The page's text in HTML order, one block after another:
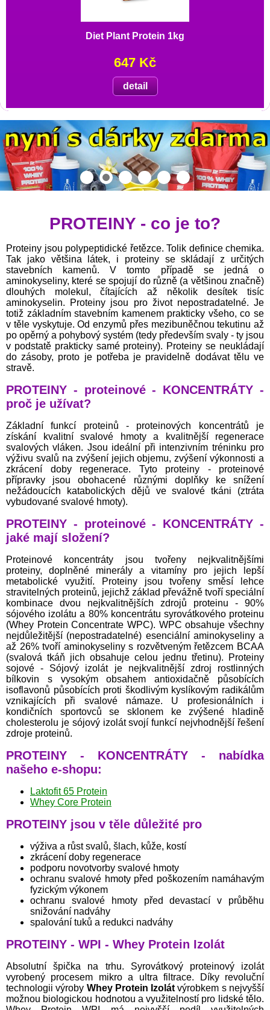
PROTEINY - co je to?
Proteiny jsou polypeptidické řetězce. Tolik definice chemika.
Tak jako většina látek, i proteiny se skládají z určitých
stavebních kamenů. V tomto případě se jedná o
aminokyseliny, které se spojují do různě (a většinou značně)
dlouhých molekul, čítajících až několik desítek tisíc
aminokyselin. Proteiny jsou pro život nepostradatelné. Je
totiž základním stavebním kamenem prakticky všeho, co se
v těle vyskytuje. Od enzymů přes mezibuněčnou tekutinu až
po opěrný a pohybový systém (tedy především svaly - ty jsou
v podstatě prakticky samé proteiny). Proteiny se neukládají
do zásoby, proto je potřeba je pravidelně dodávat tělu ve
stravě.
PROTEINY - proteinové - KONCENTRÁTY -
proč je užívat?
Základní funkcí proteinů - proteinových koncentrátů je
získání kvalitní svalové hmoty a kvalitnější regenerace
svalových vláken. Jsou ideální při intenzivním tréninku pro
výživu svalů na zvýšení jejich objemu, zvýšení výkonnosti a
zkrácení doby regenerace. Tyto proteiny - proteinové
přípravky jsou obohacené různými doplňky ke snížení
nežádoucích katabolických dějů ve svalové tkáni (ztráta
vybudované svalové hmoty).
PROTEINY - proteinové - KONCENTRÁTY -
jaké mají složení?
Proteinové koncentráty jsou tvořeny nejkvalitnějšími
proteiny, doplněné minerály a vitamíny pro jejich lepší
metabolické využití. Proteiny jsou tvořeny směsí lehce
stravitelných proteinů, jejichž základ převážně tvoří speciální
kombinace dvou nejkvalitnějších zdrojů proteinu - 90%
sójového izolátu a 80% koncentrátu syrovátkového proteinu
(Whey Protein Concentrate WPC). WPC obsahuje všechny
nejdůležitější (nepostradatelné) esenciální aminokyseliny a
až 26% tvoří aminokyseliny s rozvětveným řetězcem BCAA
(svalová tkáň jich obsahuje celou jednu třetinu). Proteiny
sojové - Sójový izolát je nejkvalitnější zdroj rostlinných
bílkovin s vysokým obsahem antioxidačně působících
isoflavonů působících proti škodlivým kyslíkovým radikálům
vznikajících při svalové námaze. U profesionálních i
kondičních sportovců se sklonem ke zvýšené hladině
cholesterolu je sójový izolát svojí funkcí nejvhodnější řešení
zdroje proteinů.
PROTEINY - KONCENTRÁTY - nabídka
našeho e-shopu:
Laktofit 65 Protein
Whey Core Protein
PROTEINY jsou v těle důležité pro
výživa a růst svalů, šlach, kůže, kostí
zkrácení doby regenerace
podporu novotvorby svalové hmoty
ochranu svalové hmoty před poškozením namáhavým
fyzickým výkonem
ochranu svalové hmoty před devastací v průběhu
snižování nadváhy
spalování tuků a redukci nadváhy
PROTEINY - WPI - Whey Protein Izolát
Absolutní špička na trhu. Syrovátkový proteinový izolát
vyrobený procesem mikro a ultra filtrace. Díky revoluční
technologii výroby Whey Protein Izolát výrobkem s nejvyšší
možnou biologickou hodnotou a využitelností pro lidské tělo.
Diet Plant Protein 1kg
647 Kč
detail